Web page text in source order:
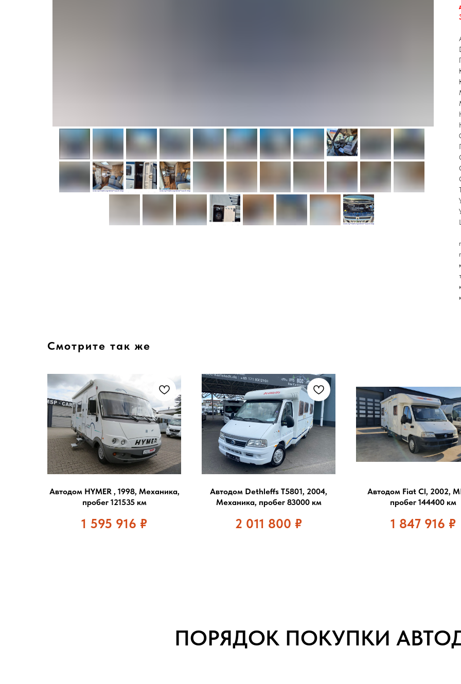
Смотрите так же
Автодом HYMER , 1998, Механика,
пробег 121535 км
1 595 916 ₽
Автодом Dethleffs T5801, 2004,
Механика, пробег 83000 км
2 011 800 ₽
Автодом Fiat Cl, 2002,
пробег 144400 км
1 847 916 ₽
ПОРЯДОК ПОКУПКИ